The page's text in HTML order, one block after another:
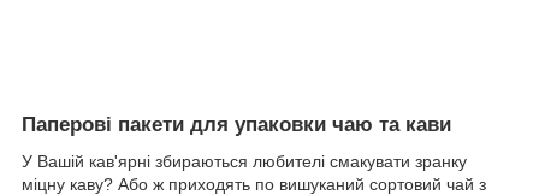
Паперові пакети для упаковки чаю та кави
У Вашій кав'ярні збираються любителі смакувати зранку
міцну каву? Або ж приходять по вишуканий сортовий чай з